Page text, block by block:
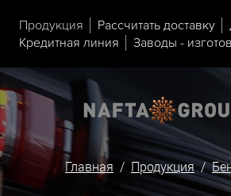
Продукция Рассчитать доставку
Кредитная линия
Заводы -
Главная / Продукция/